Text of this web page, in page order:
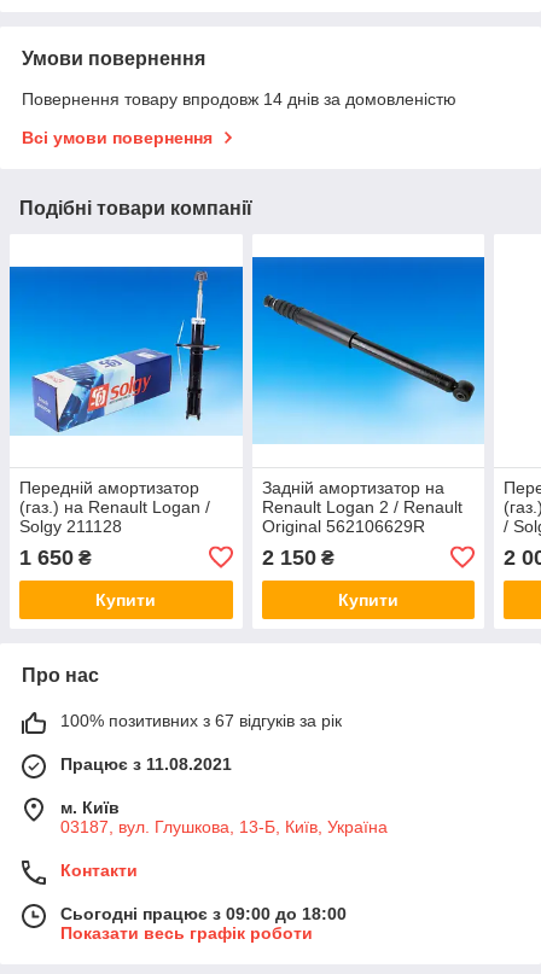
Умови повернення
Повернення товару впродовж 14 днів за домовленістю
Всі умови повернення
Подібні товари компанії
Передній амортизатор
(газ.) на Renault Logan /
Solgy 211128
1 650 ₴
Купити
Задній амортизатор на
Renault Logan 2 / Renault
Original 562106629R
2 150₴
Купити
/
2
Про нас
100% позитивних з 67 відгуків за рік
Працює з 11.08.2021
м. Київ
03187, вул. Глушкова, 13-Б, Київ, Україна
Контакти
Сьогодні працює з 09:00 до 18:00
Показати весь графік роботи